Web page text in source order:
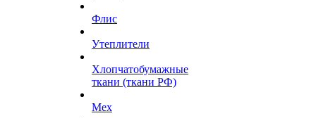
Флис
Утеплители
Хлопчатобумажные
ткани (ткани РФ)
Мех